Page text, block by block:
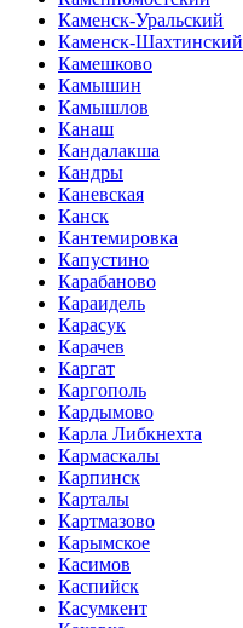
Каменск-Уральский
Каменск-Шахтинский
Камешково
Камышин
Камышлов
Канаш
Кандалакша
Кандры
Каневская
Канск
Кантемировка
Капустино
Карабаново
Караидель
Карасук
Карачев
Каргат
Каргополь
Кардымово
Карла Либкнехта
Кармаскалы
Карпинск
Карталы
Картмазово
Карымское
Касимов
Каспийск
Касумкент